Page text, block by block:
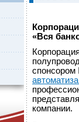
«Вся
спонсором
компании.